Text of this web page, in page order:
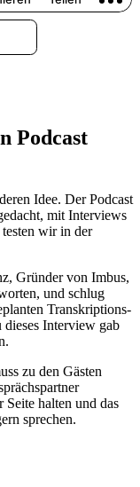
Podcast
Idee. Der Podcast
mit Interviews
wir in der
Gründer von Imbus,
und schlug
Transkriptions-
Interview gab
zu den Gästen
halten und das
sprechen.